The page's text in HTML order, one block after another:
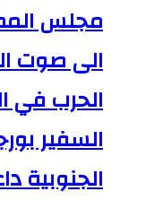
مجلس
الى صوت
الحرب في
السفير
الجنوبية